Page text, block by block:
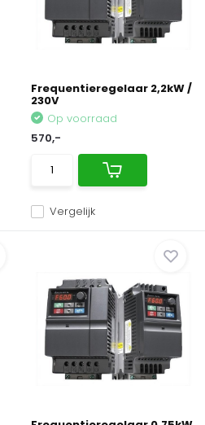
Frequentieregelaar 2,2kW /
230V
Vergelijk
Op voorraad
570,-